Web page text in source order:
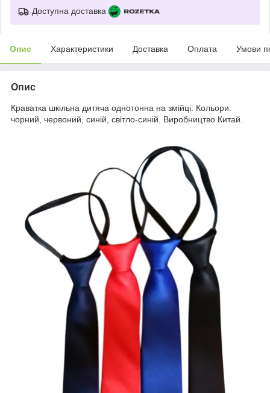
Доступна доставка
Опис Характеристики Доставка Оплата Умови
Опис
Краватка шкільна дитяча однотонна на змійці. Кольори:
чорний, червоний, синій, світло-синій. Виробництво Китай.